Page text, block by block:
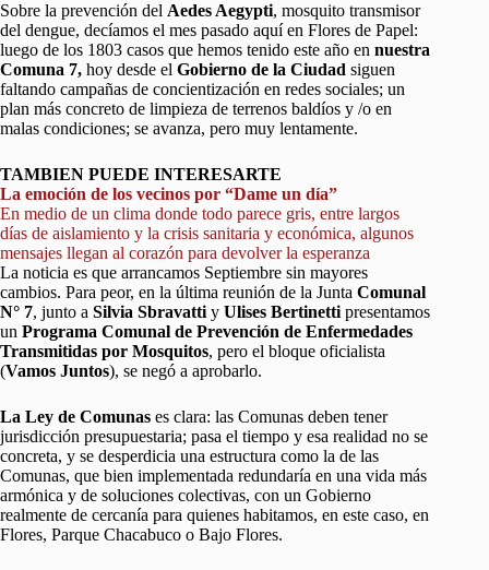
Sobre la prevención del Aedes Aegypti, mosquito transmisor
del dengue, decíamos el mes pasado aquí en Flores de Papel:
luego de los 1803 casos que hemos tenido este año en nuestra
Comuna 7, hoy desde el Gobierno de la Ciudad siguen
faltando campañas de concientización en redes sociales; un
plan más concreto de limpieza de terrenos baldíos y /o en
malas condiciones; se avanza, pero muy lentamente.
TAMBIEN PUEDE INTERESARTE
La emoción de los vecinos por “Dame un día”
En medio de un clima donde todo parece gris, entre largos
días de aislamiento y la crisis sanitaria y económica, algunos
mensajes llegan al corazón para devolver la esperanza
La noticia es que arrancamos Septiembre sin mayores
cambios. Para peor, en la última reunión de la Junta Comunal
N° 7, junto a Silvia Sbravatti y Ulises Bertinetti presentamos
un Programa Comunal de Prevención de Enfermedades
Transmitidas por Mosquitos, pero el bloque oficialista
(Vamos Juntos), se negó a aprobarlo.
La Ley de Comunas es clara: las Comunas deben tener
jurisdicción presupuestaria; pasa el tiempo y esa realidad no se
concreta, y se desperdicia una estructura como la de las
Comunas, que bien implementada redundaría en una vida más
armónica y de soluciones colectivas, con un Gobierno
realmente de cercanía para quienes habitamos, en este caso, en
Flores, Parque Chacabuco o Bajo Flores.